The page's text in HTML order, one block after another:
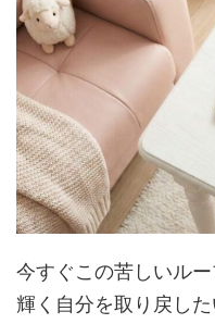
今すぐこの苦しいル
輝く自分を取り戻し